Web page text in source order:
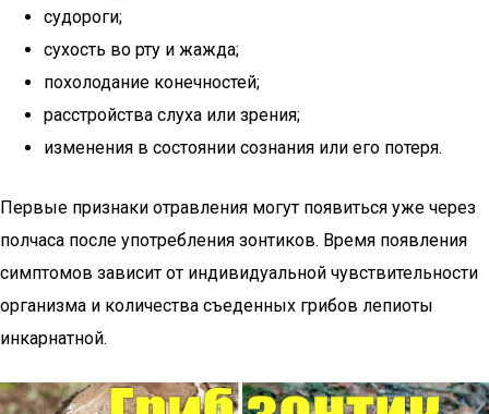
судороги;
сухость во рту и жажда;
похолодание конечностей;
расстройства слуха или зрения;
изменения в состоянии сознания или его потеря.
Первые признаки отравления могут появиться уже через
полчаса после употребления зонтиков. Время появления
симптомов зависит от индивидуальной чувствительности
организма и количества съеденных грибов лепиоты
инкарнатной.